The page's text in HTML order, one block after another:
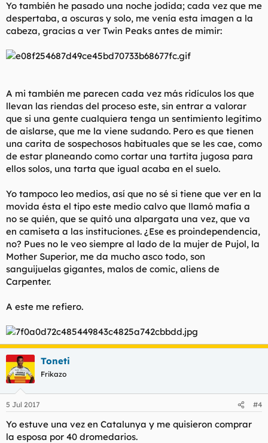
Yo también he pasado una noche jodida; cada vez que me
despertaba, a oscuras y solo, me venía esta imagen a la
cabeza, gracias a ver Twin Peaks antes de mimir:
A mi también me parecen cada vez más ridículos los que
llevan las riendas del proceso este, sin entrar a valorar
que si una gente cualquiera tenga un sentimiento legítimo
de aislarse, que me la viene sudando. Pero es que tienen
una carita de sospechosos habituales que se les cae, como
de estar planeando como cortar una tartita jugosa para
ellos solos, una tarta que igual acaba en el suelo.
Yo tampoco leo medios, así que no sé si tiene que ver en la
movida ésta el tipo este medio calvo que llamó mafia a
no se quién, que se quitó una alpargata una vez, que va
en camiseta a las instituciones. ¿Ese es proindependencia,
no? Pues no le veo siempre al lado de la mujer de Pujol, la
Mother Superior, me da mucho asco todo, son
sanguijuelas gigantes, malos de comic, aliens de
Carpenter.
A este me refiero.
Toneti
Frikazo
5 Jul 2017 #4
Yo estuve una vez en Catalunya y me quisieron comprar
la esposa por 40 dromedarios.